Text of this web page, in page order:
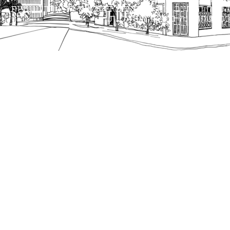
הנוסח המחייב הוא זה הקבוע בהוראות הדין הרלוונטיות
כפי שתהיינה בתוקף מעת לעת.